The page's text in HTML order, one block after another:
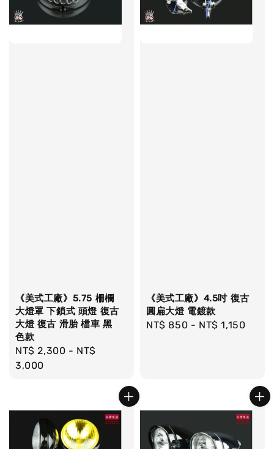
《美式工廠》5.75 柵欄
大燈罩 下鎖式 頭燈 復古
大燈 復古 滑胎 檔車 黑
色款
Regular
price
NT$ 2,300 - NT$
3,000
《美式工廠》4.5吋 復古
圓扁大燈 電鍍款
Regular
NT$ 850 - NT$ 1,150